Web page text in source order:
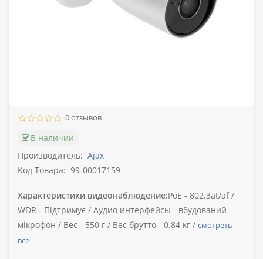
0 отзывов
В наличии
Производитель: Ajax
Код Товара: 99-00017159
Характеристики видеонаблюдение:PoE - 802.3at/af /
WDR - Підтримує / Аудио интерфейсы - вбудований
мікрофон / Вес - 550 г / Вес брутто - 0.84 кг / смотреть
все